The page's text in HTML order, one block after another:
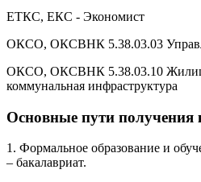
ЕТКС, ЕКС - Экономист
ОКСО, ОКСВНК 5.38.03.03
ОКСО, ОКСВНК 5.38.03.10
коммунальная инфраструктура
Основные пути
1. Формальное образование и
– бакалавриат.